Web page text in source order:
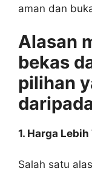
aman dan
Alasan
bekas
pilihan
1. Harga
Salah satu